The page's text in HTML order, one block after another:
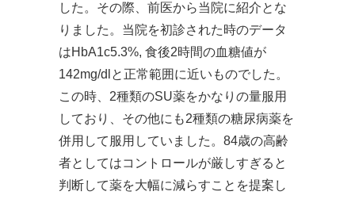
した。その際、前医から当院に紹介とな
りました。当院を初診された時のデータ
はHbA1c5.3%, 食後2時間の血糖値が
142mg/dlと正常範囲に近いものでした。
この時、2種類のSU薬をかなりの量服用
しており、その他にも2種類の糖尿病薬を
併用して服用していました。84歳の高齢
者としてはコントロールが厳しすぎると
判断して薬を大幅に減らすことを提案し